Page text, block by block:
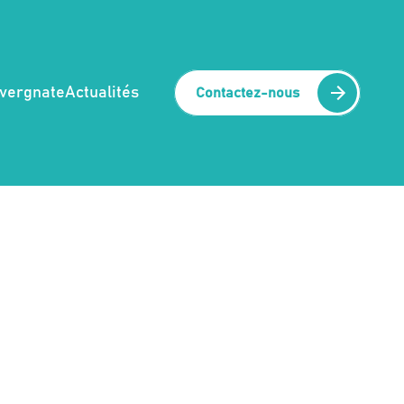
Actualités Contactez-nous